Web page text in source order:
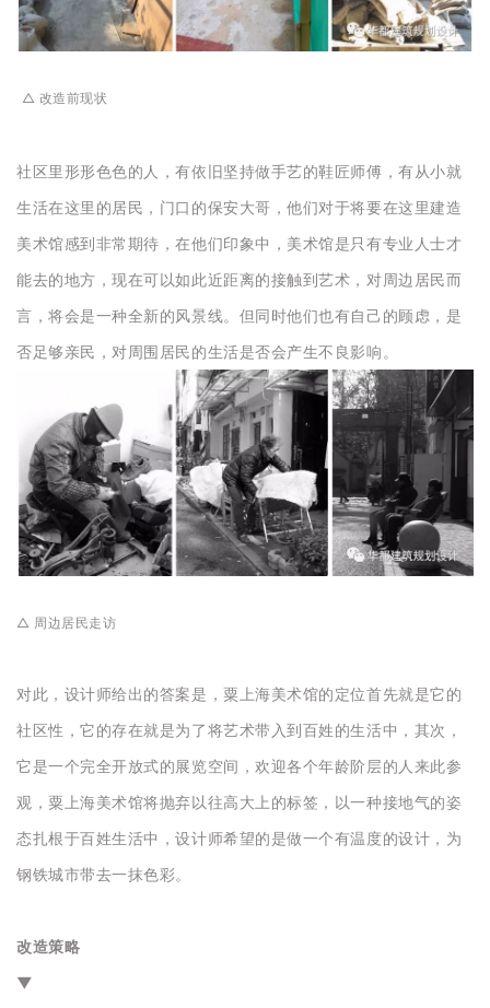
△ 改造前现状
社区里形形色色的人，有依旧坚持做手艺的鞋匠师傅，有从小就
生活在这里的居民，门口的保安大哥，他们对于将要在这里建造
美术馆感到非常期待，在他们印象中，美术馆是只有专业人士才
能去的地方，现在可以如此近距离的接触到艺术，对周边居民而
言，将会是一种全新的风景线。但同时他们也有自己的顾虑，是
否足够亲民，对周围居民的生活是否会产生不良影响。
△ 周边居民走访
对此，设计师给出的答案是，粟上海美术馆的定位首先就是它的
社区性，它的存在就是为了将艺术带入到百姓的生活中，其次，
它是一个完全开放式的展览空间，欢迎各个年龄阶层的人来此参
观，粟上海美术馆将抛弃以往高大上的标签，以一种接地气的姿
态扎根于百姓生活中，设计师希望的是做一个有温度的设计，为
钢铁城市带去一抹色彩。
改造策略
▼